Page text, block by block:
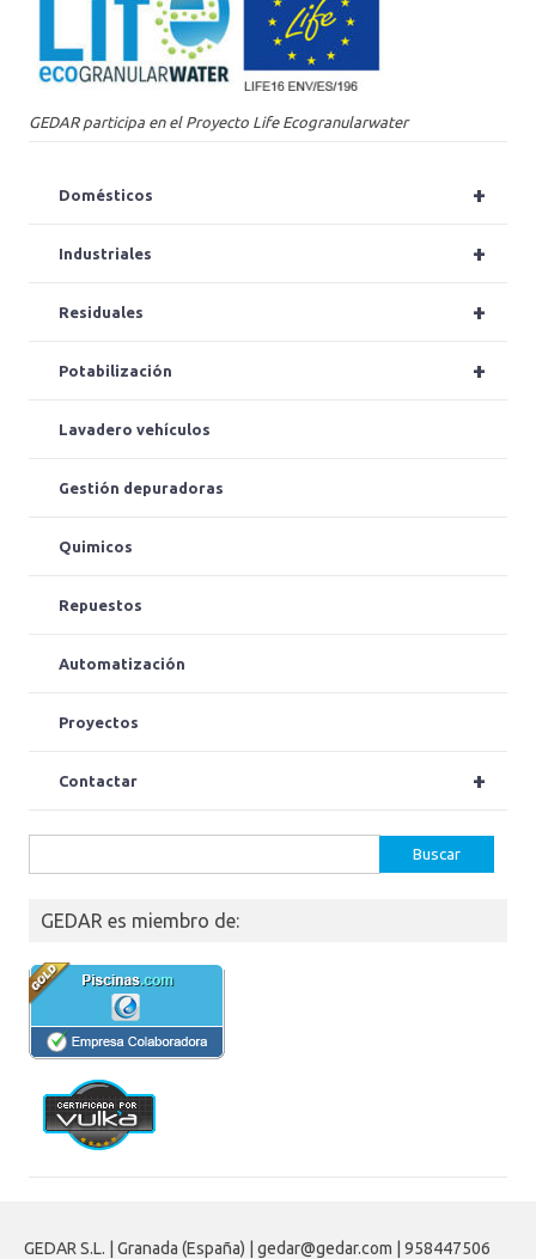
GEDAR participa en el Proyecto Life Ecogranularwater
+
Domésticos
+
Industriales
+
Residuales
+
Potabilización
Lavadero vehículos
Gestión depuradoras
Quimicos
Repuestos
Automatización
Proyectos
+
Contactar
GEDAR es miembro de:
GEDAR S.L. | Granada (España) | gedar@gedar.com | 958447506